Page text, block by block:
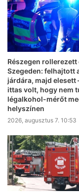
Részegen rollerezett
Szegeden: felhajtott
járdára, majd elesett
ittas volt, hogy nem
légalkohol-mérőt
helyszínen
2026, augusztus 7. 10:53